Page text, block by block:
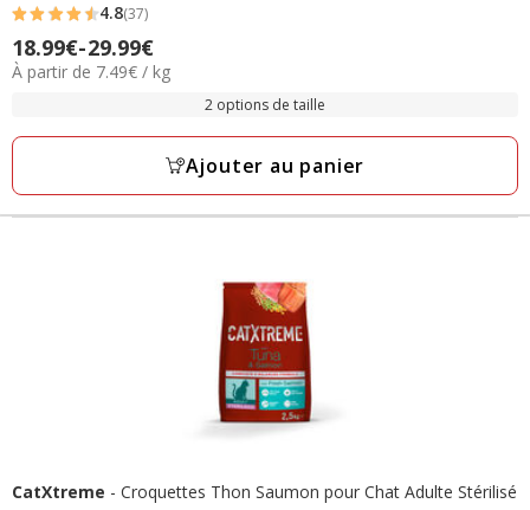
4.8
étoiles
avec
avis
4.8(37)
Prix
de
à
18.99€-29.99€
7.49€
À partir de 7.49€ / kg
2 options de taille
Ajouter au panier
CatXtreme - Croquettes Thon Saumon pour Chat Adulte Stérilisé